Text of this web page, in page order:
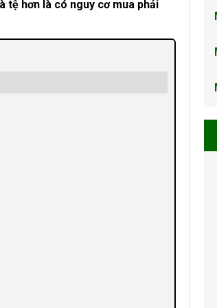
tệ hơn là có nguy cơ mua phải